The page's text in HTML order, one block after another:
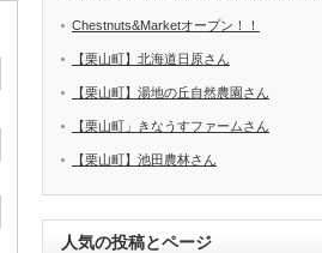
Chestnuts&Marketオープン！！
【栗山町】北海道日原さん
【栗山町】湯地の丘自然農園さん
【栗山町」きなうすファームさん
【栗山町】池田農林さん
人気の投稿とページ